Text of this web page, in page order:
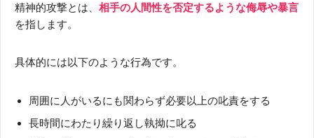
精神的攻撃とは、 相手の人間性を否定するような侮辱や暴言
を指します。
具体的には以下のような行為です。
周囲に人がいるにも関わらず必要以上の叱責をする
長時間にわたり繰り返し執拗に叱る